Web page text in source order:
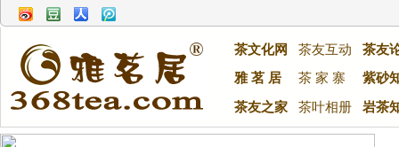
茶文化网 茶友互动
茶友
雅 茗 居
茶 家 寨 紫砂
茶友之家 茶叶相册 岩茶